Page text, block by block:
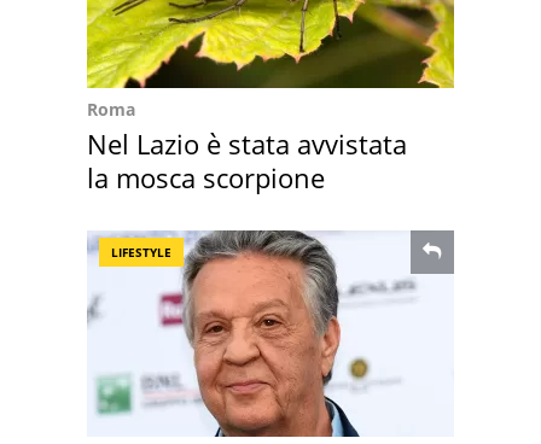
Roma
Nel Lazio è stata avvistata
la mosca scorpione
LIFESTYLE